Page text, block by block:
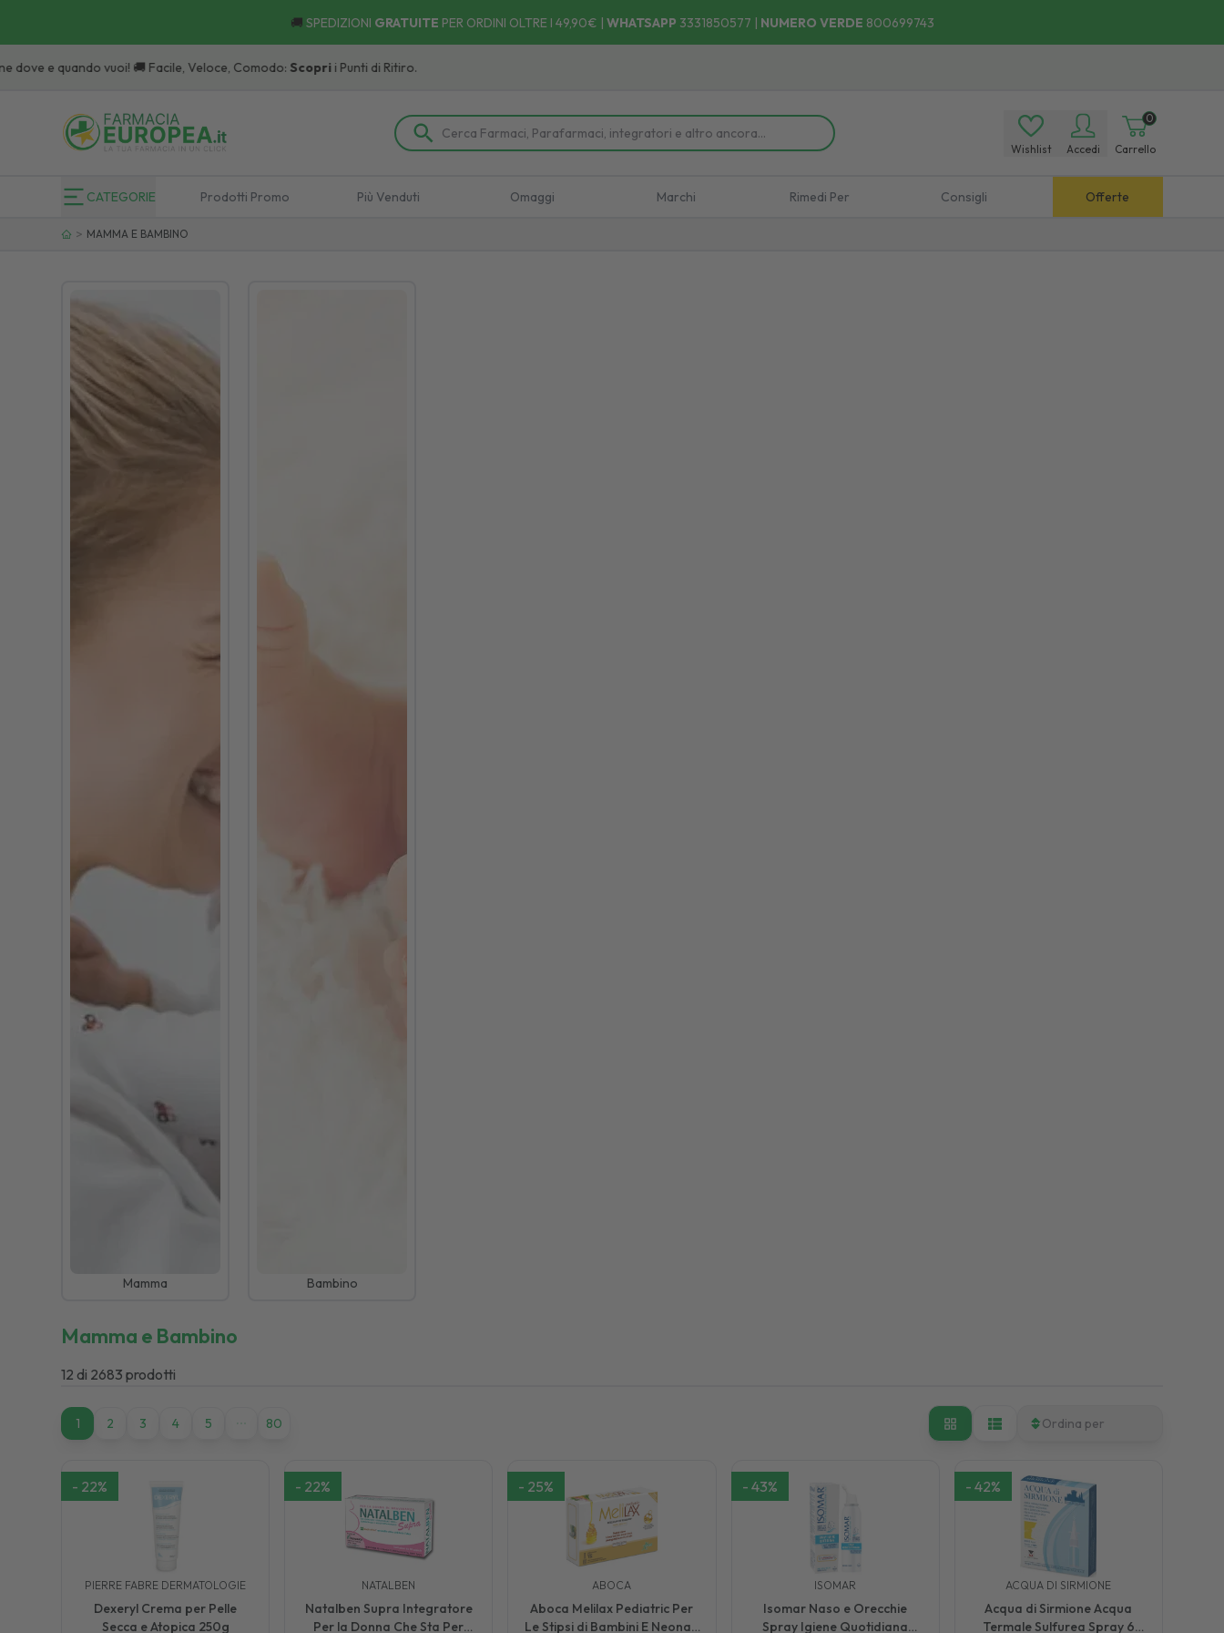
🚚 SPEDIZIONI GRATUITE PER ORDINI OLTRE I 49,90€ | WHATSAPP 3331850577 | NUMERO VERDE 800699743
Wishlist Accedi
0
Carrello
CATEGORIE Prodotti Promo Più Venduti Omaggi Marchi Rimedi Per Consigli Offerte
> MAMMA E BAMBINO
Mamma Bambino
Mamma e Bambino
12 di 2683 prodotti
11 2 3 4 5 80 Ordina per
- 22%
PIERRE FABRE DERMATOLOGIE
Dexeryl Crema per Pelle
Secca e Atopica 250g
- 22%
NATALBEN
Natalben Supra Integratore
Per la Donna Che Sta Per
- 25%
ABOCA
Aboca Melilax Pediatric Per
Le Stipsi di Bambini E Neonati
- 43%
ISOMAR
Isomar Naso e Orecchie
Spray Igiene Quotidiana
- 42%
ACQUA DI SIRMIONE
Acqua di Sirmione Acqua
Termale Sulfurea Spray 6